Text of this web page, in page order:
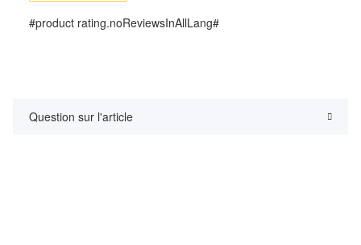
#product rating.noReviewsInAllLang#
Question sur l'article